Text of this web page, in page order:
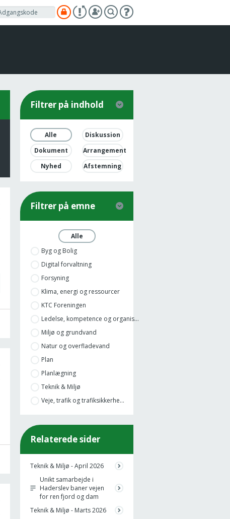
Filtrer på indhold
Alle
Diskussion
Dokument
Arrangement
Nyhed
Afstemning
Filtrer på emne
Alle
Byg og Bolig
Digital forvaltning
Forsyning
Klima, energi og ressourcer
KTC Foreningen
Ledelse, kompetence og organis...
Miljø og grundvand
Natur og overfladevand
Plan
Planlægning
Teknik & Miljø
Veje, trafik og trafiksikkerhe...
Relaterede sider
Teknik & Miljø - April 2026
Unikt samarbejde i
Haderslev baner vejen
for ren fjord og dam
Teknik & Miljø - Marts 2026